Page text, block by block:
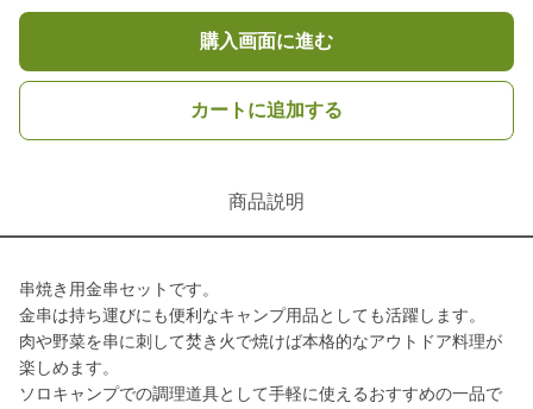
購入画面に進む
カートに追加する
商品説明
串焼き用金串セットです。
金串は持ち運びにも便利なキャンプ用品としても活躍します。
肉や野菜を串に刺して焚き火で焼けば本格的なアウトドア料理が
楽しめます。
ソロキャンプでの調理道具として手軽に使えるおすすめの一品で